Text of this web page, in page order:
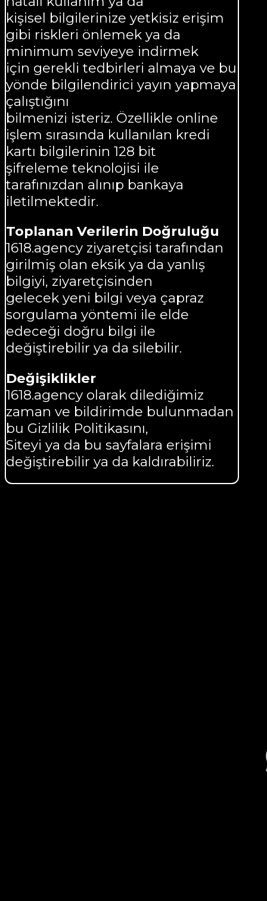
kişisel bilgilerinize yetkisiz erişim
gibi riskleri önlemek ya da
minimum seviyeye indirmek
için gerekli tedbirleri almaya ve bu
yönde bilgilendirici yayın yapmaya
çalıştığını
bilmenizi isteriz. Özellikle online
işlem sırasında kullanılan kredi
kartı bilgilerinin 128 bit
şifreleme teknolojisi ile
tarafınızdan alınıp bankaya
iletilmektedir.
Toplanan Verilerin Doğruluğu
1618.agency ziyaretçisi tarafından
girilmiş olan eksik ya da yanlış
bilgiyi, ziyaretçisinden
gelecek yeni bilgi veya çapraz
sorgulama yöntemi ile elde
edeceği doğru bilgi ile
değiştirebilir ya da silebilir.
Değişiklikler
1618.agency olarak dilediğimiz
zaman ve bildirimde bulunmadan
bu Gizlilik Politikasını,
Siteyi ya da bu sayfalara erişimi
değiştirebilir ya da kaldırabiliriz.